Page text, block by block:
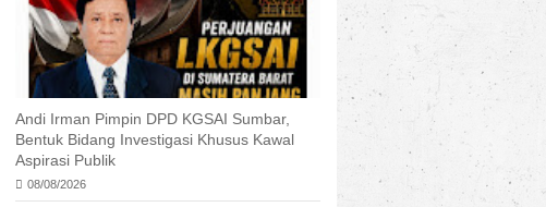
Andi Irman Pimpin DPD KGSAI Sumbar,
Bentuk Bidang Investigasi Khusus Kawal
Aspirasi Publik
08/08/2026